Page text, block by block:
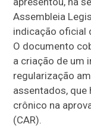
Assembleia
indicação oficial
O documento
a criação de um
regularização
assentados,
crônico na
(CAR).